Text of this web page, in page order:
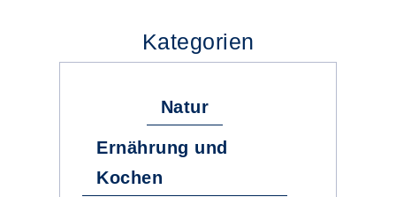
Kategorien
Natur
Ernährung und
Kochen